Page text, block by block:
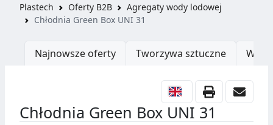
Plastech Oferty B2B
Agregaty wody lodowej
Chłodnia Green Box UNI 31
Najnowsze oferty Tworzywa sztuczne
Chłodnia Green Box UNI 31